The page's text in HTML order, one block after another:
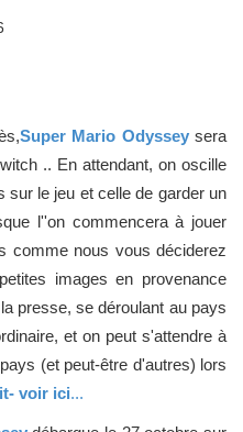
Super Mario Odyssey sera
.. En attendant, on oscille
sur le jeu et celle de garder un
l''on commencera à jouer
nous vous déciderez
images en provenance
presse, se déroulant au pays
et on peut s'attendre à
(et peut-être d'autres) lors
voir ici...